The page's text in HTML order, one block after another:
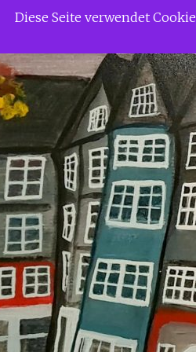
ZumSiggi
Diese Seite verwendet